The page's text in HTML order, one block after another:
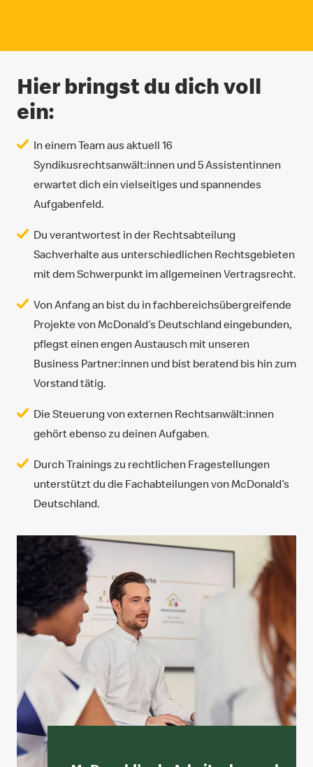
Hier bringst du dich voll
ein:
In einem Team aus aktuell 16
Syndikusrechtsanwält:innen und 5 Assistentinnen
erwartet dich ein vielseitiges und spannendes
Aufgabenfeld.
Du verantwortest in der Rechtsabteilung
Sachverhalte aus unterschiedlichen Rechtsgebieten
mit dem Schwerpunkt im allgemeinen Vertragsrecht.
Von Anfang an bist du in fachbereichsübergreifende
Projekte von McDonald’s Deutschland eingebunden,
pflegst einen engen Austausch mit unseren
Business Partner:innen und bist beratend bis hin zum
Vorstand tätig.
Die Steuerung von externen Rechtsanwält:innen
gehört ebenso zu deinen Aufgaben.
Durch Trainings zu rechtlichen Fragestellungen
unterstützt du die Fachabteilungen von McDonald’s
Deutschland.